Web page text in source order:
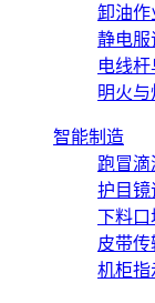
卸油作
静电服
电线杆
明火与
智能制造
跑冒滴
护目镜
下料口
皮带传
机柜指